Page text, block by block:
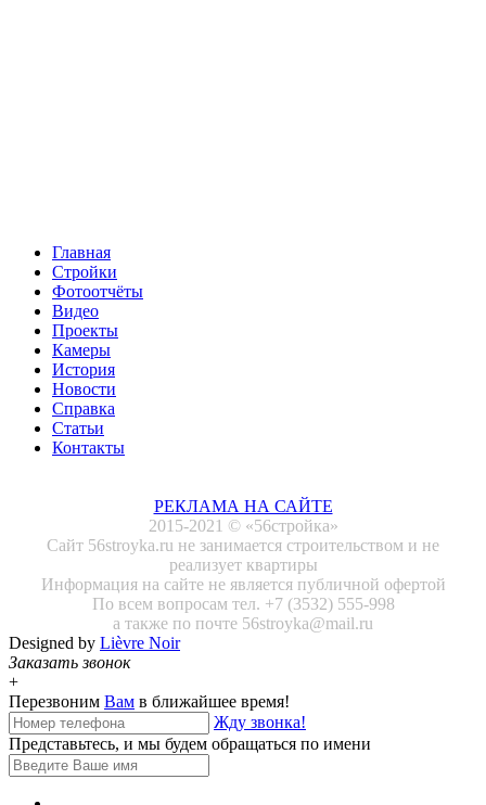
Главная
Стройки
Фотоотчёты
Видео
Проекты
Камеры
История
Новости
Справка
Статьи
Контакты
РЕКЛАМА НА САЙТЕ
2015-2021 © «56стройка»
Сайт 56stroyka.ru не занимается строительством и не
реализует квартиры
Информация на сайте не является публичной офертой
По всем вопросам тел. +7 (3532) 555-998
а также по почте 56stroyka@mail.ru
Designed by Lièvre Noir
Заказать звонок
+
Перезвоним Вам в ближайшее время!
Жду звонка!
Представьтесь, и мы будем обращаться по имени